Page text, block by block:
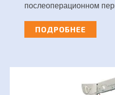
послеоперационном
ПОДРОБНЕЕ